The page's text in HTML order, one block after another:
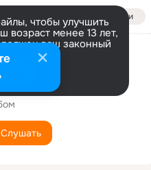
Войти
чтобы улучшить
возраст менее 13 лет,
ваш законный
Слушать